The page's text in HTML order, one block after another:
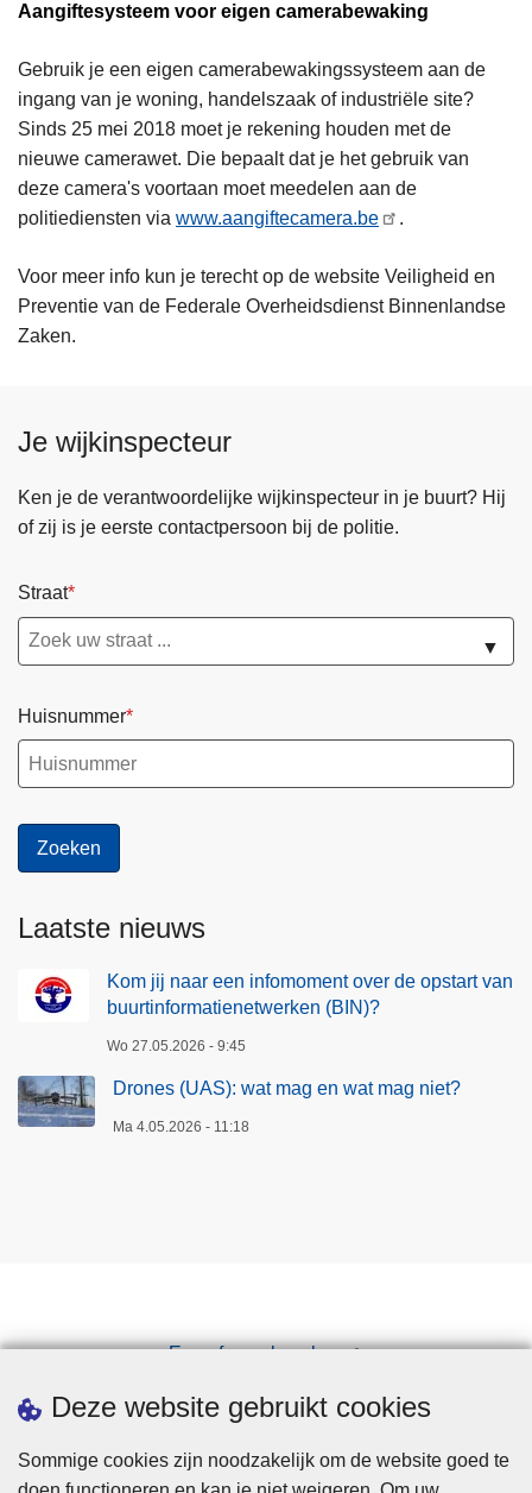
Deze website gebruikt cookies
Sommige cookies zijn noodzakelijk om de website goed te
Aangiftesysteem voor eigen camerabewaking
Gebruik je een eigen camerabewakingssysteem aan de
ingang van je woning, handelszaak of industriële site?
Sinds 25 mei 2018 moet je rekening houden met de
nieuwe camerawet. Die bepaalt dat je het gebruik van
deze camera's voortaan moet meedelen aan de
politiediensten via www.aangiftecamera.be .
Voor meer info kun je terecht op de website Veiligheid en
Preventie van de Federale Overheidsdienst Binnenlandse
Zaken.
Je wijkinspecteur
Ken je de verantwoordelijke wijkinspecteur in je buurt? Hij
of zij is je eerste contactpersoon bij de politie.
Straat
▼
Huisnummer
Laatste nieuws
Kom jij naar een infomoment over de opstart van
buurtinformatienetwerken (BIN)?
Wo 27.05.2026 - 9:45
Drones (UAS): wat mag en wat mag niet?
Ma 4.05.2026 - 11:18
Een afspraak maken
Downloads